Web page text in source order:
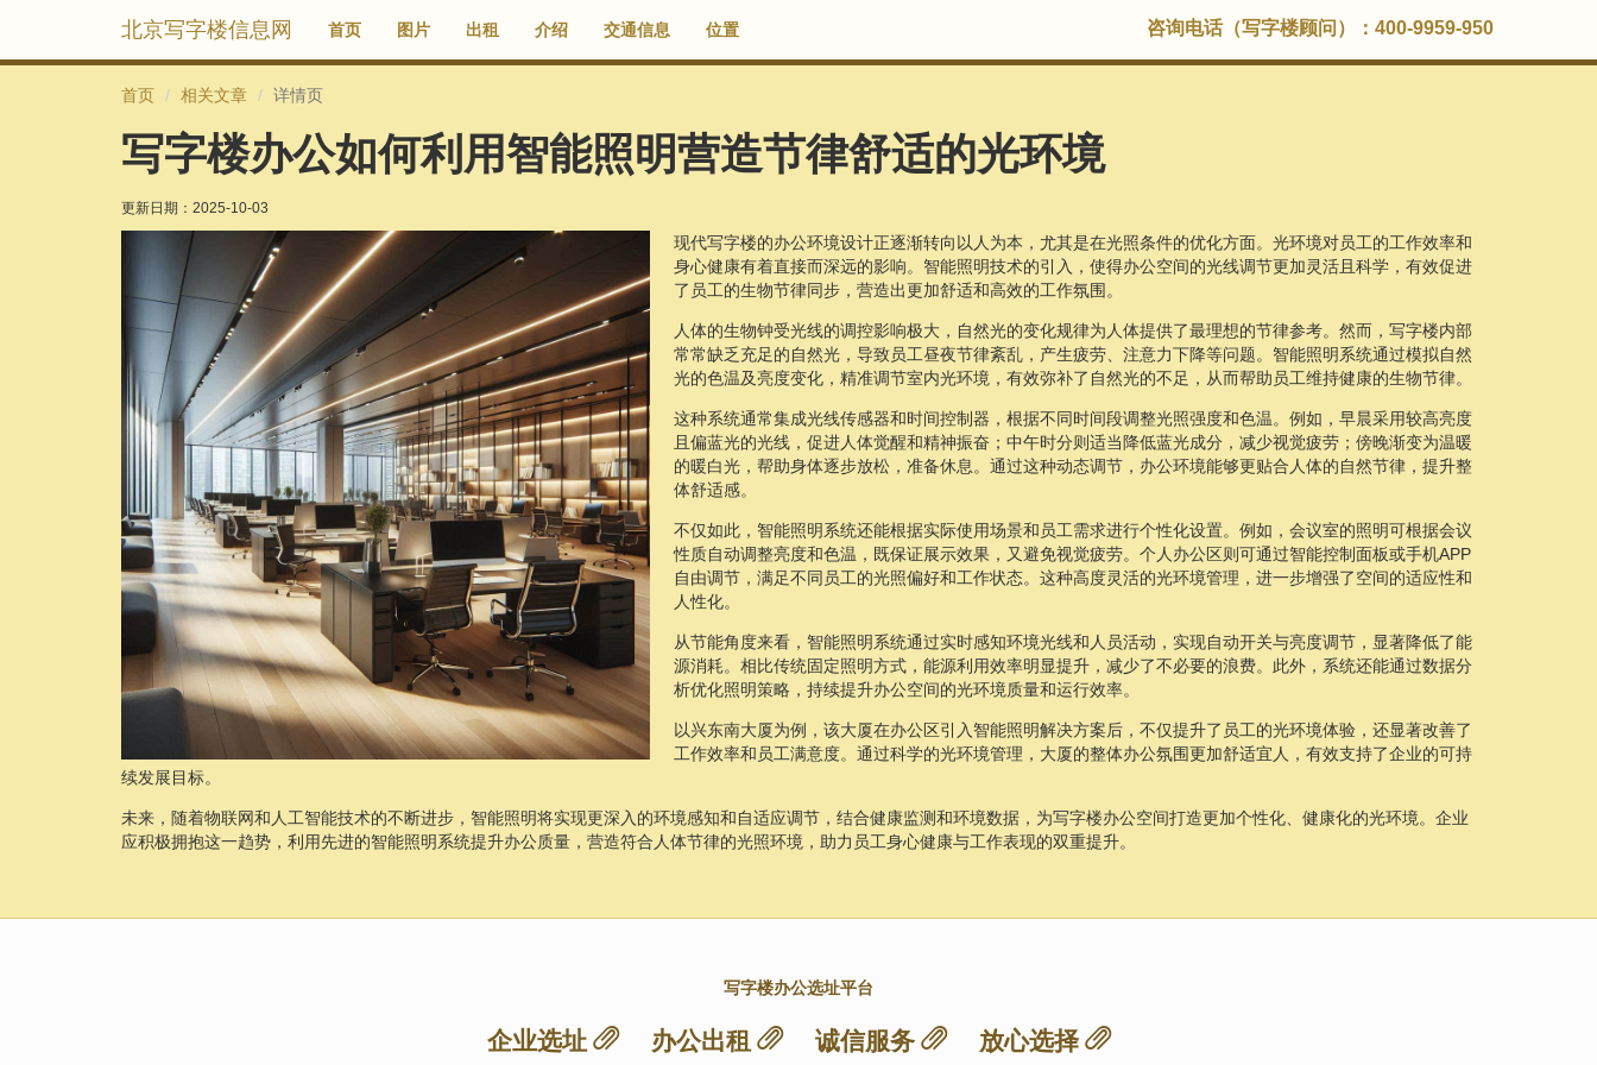
北京写字楼信息网 首页 图片 出租 介绍 交通信息 位置 咨询电话（写字楼顾问）：400-9959-950
首页 相关文章 详情页
写字楼办公如何利用智能照明营造节律舒适的光环境
更新日期： 2025-10-03
现代写字楼的办公环境设计正逐渐转向以人为本，尤其是在光照条件的优化方面。光环境对员工的工作效率和
身心健康有着直接而深远的影响。智能照明技术的引入，使得办公空间的光线调节更加灵活且科学，有效促进
了员工的生物节律同步，营造出更加舒适和高效的工作氛围。
人体的生物钟受光线的调控影响极大，自然光的变化规律为人体提供了最理想的节律参考。然而，写字楼内部
常常缺乏充足的自然光，导致员工昼夜节律紊乱，产生疲劳、注意力下降等问题。智能照明系统通过模拟自然
光的色温及亮度变化，精准调节室内光环境，有效弥补了自然光的不足，从而帮助员工维持健康的生物节律。
这种系统通常集成光线传感器和时间控制器，根据不同时间段调整光照强度和色温。例如，早晨采用较高亮度
且偏蓝光的光线，促进人体觉醒和精神振奋；中午时分则适当降低蓝光成分，减少视觉疲劳；傍晚渐变为温暖
的暖白光，帮助身体逐步放松，准备休息。通过这种动态调节，办公环境能够更贴合人体的自然节律，提升整
体舒适感。
不仅如此，智能照明系统还能根据实际使用场景和员工需求进行个性化设置。例如，会议室的照明可根据会议
性质自动调整亮度和色温，既保证展示效果，又避免视觉疲劳。个人办公区则可通过智能控制面板或手机APP
自由调节，满足不同员工的光照偏好和工作状态。这种高度灵活的光环境管理，进一步增强了空间的适应性和
人性化。
从节能角度来看，智能照明系统通过实时感知环境光线和人员活动，实现自动开关与亮度调节，显著降低了能
源消耗。相比传统固定照明方式，能源利用效率明显提升，减少了不必要的浪费。此外，系统还能通过数据分
析优化照明策略，持续提升办公空间的光环境质量和运行效率。
以兴东南大厦为例，该大厦在办公区引入智能照明解决方案后，不仅提升了员工的光环境体验，还显著改善了
工作效率和员工满意度。通过科学的光环境管理，大厦的整体办公氛围更加舒适宜人，有效支持了企业的可持
续发展目标。
未来，随着物联网和人工智能技术的不断进步，智能照明将实现更深入的环境感知和自适应调节，结合健康监测和环境数据，为写字楼办公空间打造更加个性化、健康化的光环境。企业
应积极拥抱这一趋势，利用先进的智能照明系统提升办公质量，营造符合人体节律的光照环境，助力员工身心健康与工作表现的双重提升。
写字楼办公选址平台
企业选址 办公出租 诚信服务 放心选择